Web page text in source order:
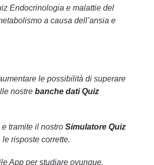
Endocrinologia e malattie del
a causa dell’ansia e
le possibilità di superare
nostre banche dati Quiz
tramite il nostro Simulatore Quiz
risposte corrette.
App per studiare ovunque.